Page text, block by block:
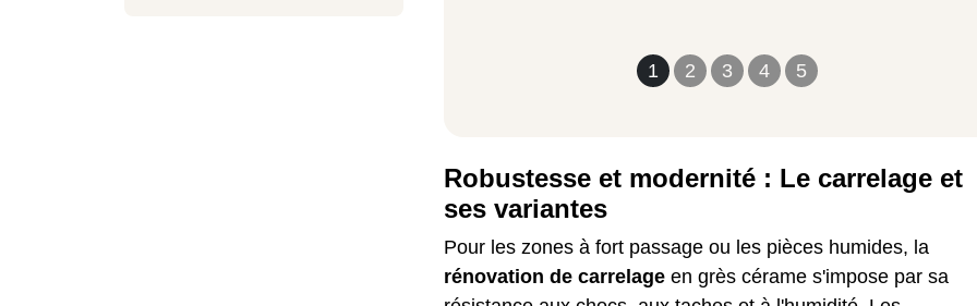
1 2 3 4 5
Robustesse et modernité : Le carrelage et
ses variantes
Pour les zones à fort passage ou les pièces humides, la
rénovation de carrelage en grès cérame s'impose par sa